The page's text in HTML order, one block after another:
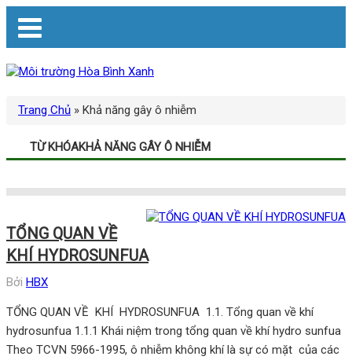
Trang Chủ » Khả năng gây ô nhiễm
TỪ KHÓAKHẢ NĂNG GÂY Ô NHIỄM
TỔNG QUAN VỀ
KHÍ HYDROSUNFUA
Bởi HBX
TỔNG QUAN VỀ KHÍ HYDROSUNFUA 1.1. Tổng quan về khí
hydrosunfua 1.1.1 Khái niệm trong tổng quan về khí hydro sunfua
Theo TCVN 5966-1995, ô nhiễm không khí là sự có mặt của các